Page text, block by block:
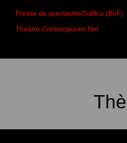
Presse de spectacles/Gallica (BnF)
Théâtre-Contemporain.Net